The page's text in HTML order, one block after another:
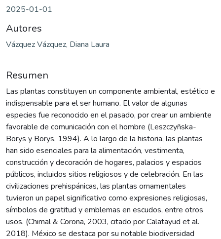
2025-01-01
Autores
Vázquez Vázquez, Diana Laura
Resumen
Las plantas constituyen un componente ambiental, estético e
indispensable para el ser humano. El valor de algunas
especies fue reconocido en el pasado, por crear un ambiente
favorable de comunicación con el hombre (Leszczyñska-
Borys y Borys, 1994). A lo largo de la historia, las plantas
han sido esenciales para la alimentación, vestimenta,
construcción y decoración de hogares, palacios y espacios
públicos, incluidos sitios religiosos y de celebración. En las
civilizaciones prehispánicas, las plantas ornamentales
tuvieron un papel significativo como expresiones religiosas,
símbolos de gratitud y emblemas en escudos, entre otros
usos. (Chimal & Corona, 2003, citado por Calatayud et al.
2018). México se destaca por su notable biodiversidad